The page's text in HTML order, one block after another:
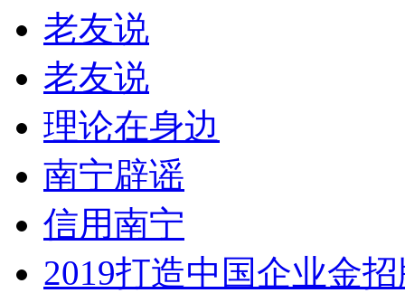
老友说
老友说
理论在身边
南宁辟谣
信用南宁
2019打造中国企业金